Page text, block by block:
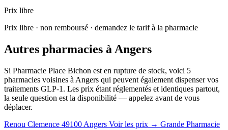
Prix libre
Prix libre · non remboursé · demandez le tarif à la pharmacie
Autres pharmacies à Angers
Si Pharmacie Place Bichon est en rupture de stock, voici 5
pharmacies voisines à Angers qui peuvent également dispenser vos
traitements GLP-1. Les prix étant réglementés et identiques partout,
la seule question est la disponibilité — appelez avant de vous
déplacer.
Renou Clemence 49100 Angers Voir les prix → Grande Pharmacie